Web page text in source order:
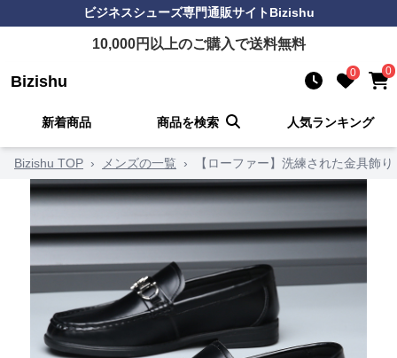
ビジネスシューズ専門通販サイトBizishu
10,000円以上のご購入で送料無料
Bizishu 0 0
新着商品 商品を検索 人気ランキング
Bizishu TOP › メンズの一覧 › 【ローファー】洗練された金具飾り